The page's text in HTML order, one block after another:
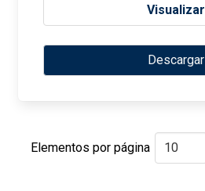
Visualizar
Descargar
Elementos por página